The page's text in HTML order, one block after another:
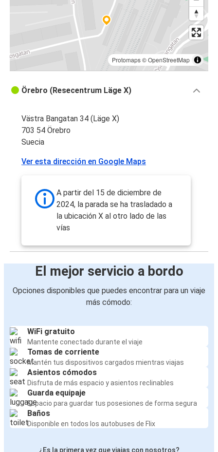
Protomaps©OpenStreetMap
Örebro (Resecentrum Läge X)
Västra Bangatan 34 (Läge X)
703 54 Örebro
Suecia
Ver esta dirección en Google Maps
A partir del 15 de diciembre de
2024, la parada se ha trasladado a
la ubicación X al otro lado de las
vías
El mejor servicio a bordo
Opciones disponibles que puedes encontrar para un viaje
más cómodo:
WiFi gratuito
Mantente conectado durante el viaje
Tomas de corriente
Mantén tus dispositivos cargados mientras viajas
Asientos cómodos
Disfruta de más espacio y asientos reclinables
Guarda equipaje
Espacio para guardar tus posesiones de forma segura
Baños
Disponible en todos los autobuses de Flix
¿Es la primera vez que viajas con nosotros?